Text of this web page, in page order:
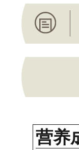
营养